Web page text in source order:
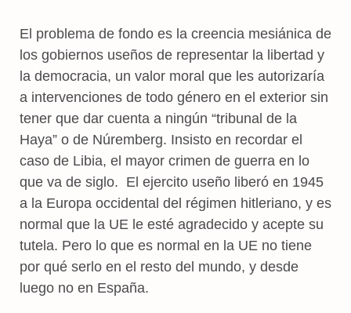
El problema de fondo es la creencia mesiánica de
los gobiernos useños de representar la libertad y
la democracia, un valor moral que les autorizaría
a intervenciones de todo género en el exterior sin
tener que dar cuenta a ningún “tribunal de la
Haya” o de Núremberg. Insisto en recordar el
caso de Libia, el mayor crimen de guerra en lo
que va de siglo. El ejercito useño liberó en 1945
a la Europa occidental del régimen hitleriano, y es
normal que la UE le esté agradecido y acepte su
tutela. Pero lo que es normal en la UE no tiene
por qué serlo en el resto del mundo, y desde
luego no en España.